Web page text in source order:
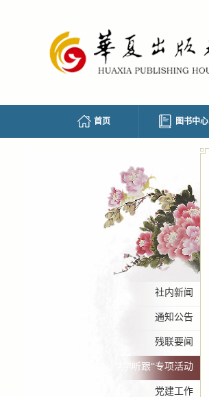
首页 图书中心
社内新闻
通知公告
残联要闻
”学听跟“专项活动
党建工作